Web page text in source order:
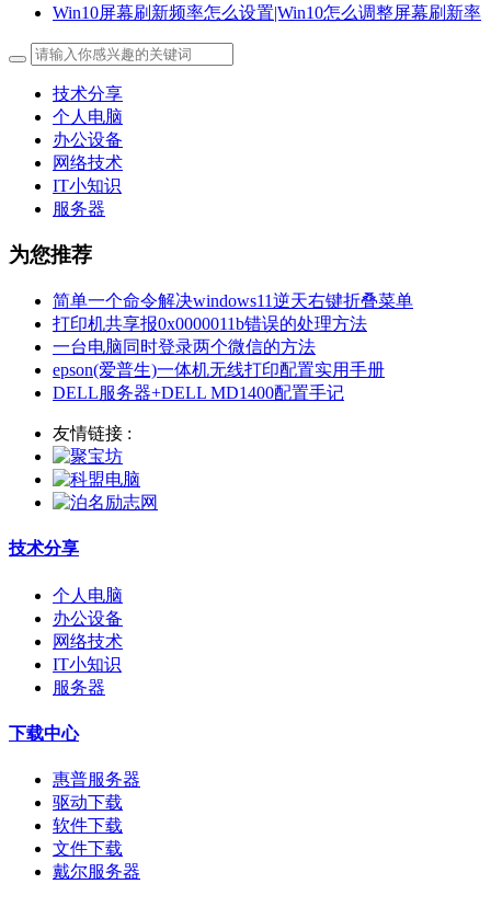
Win10屏幕刷新频率怎么设置|Win10怎么调整屏幕刷新率
技术分享
个人电脑
办公设备
网络技术
IT小知识
服务器
为您推荐
简单一个命令解决windows11逆天右键折叠菜单
打印机共享报0x0000011b错误的处理方法
一台电脑同时登录两个微信的方法
epson(爱普生)一体机无线打印配置实用手册
DELL服务器+DELL MD1400配置手记
友情链接 :
技术分享
个人电脑
办公设备
网络技术
IT小知识
服务器
下载中心
惠普服务器
驱动下载
软件下载
文件下载
戴尔服务器